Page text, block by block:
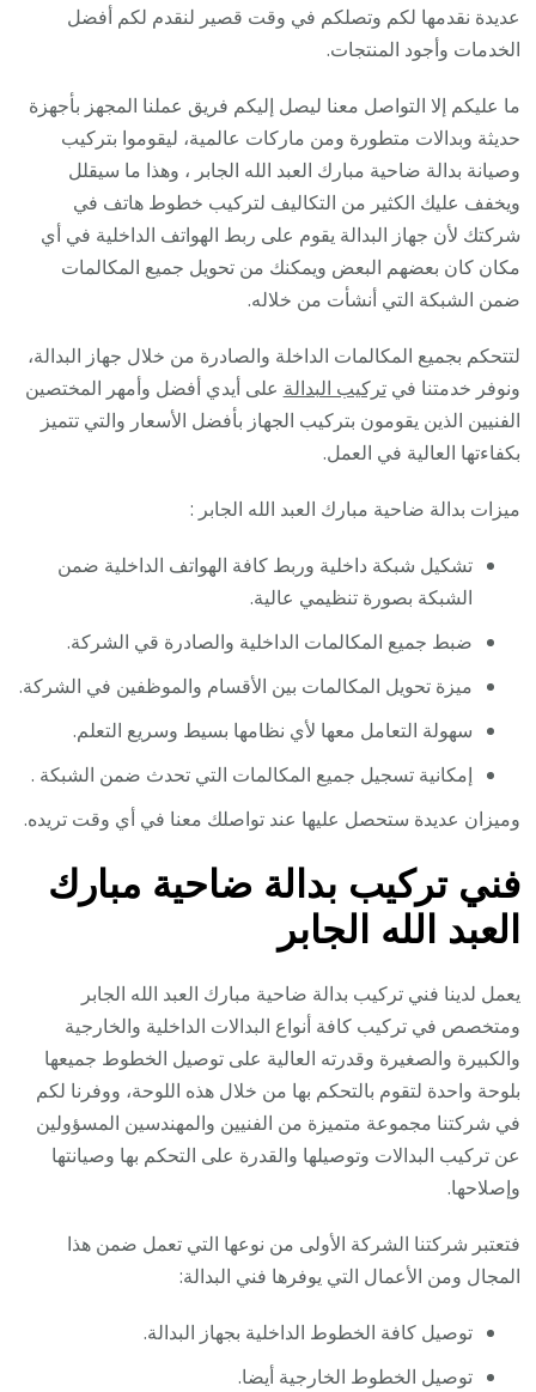
عديدة نقدمها لكم وتصلكم في وقت قصير لنقدم لكم أفضل
الخدمات وأجود المنتجات.
ما عليكم إلا التواصل معنا ليصل إليكم فريق عملنا المجهز بأجهزة
حديثة وبدالات متطورة ومن ماركات عالمية، ليقوموا بتركيب
وصيانة بدالة ضاحية مبارك العبد الله الجابر ، وهذا ما سيقلل
ويخفف عليك الكثير من التكاليف لتركيب خطوط هاتف في
شركتك لأن جهاز البدالة يقوم على ربط الهواتف الداخلية في أي
مكان كان بعضهم البعض ويمكنك من تحويل جميع المكالمات
ضمن الشبكة التي أنشأت من خلاله.
لتتحكم بجميع المكالمات الداخلة والصادرة من خلال جهاز البدالة،
ونوفر خدمتنا فيتركيب البدالة على أيدي أفضل وأمهر المختصين
الفنيين الذين يقومون بتركيب الجهاز بأفضل الأسعار والتي تتميز
بكفاءتها العالية في العمل.
ميزات بدالة ضاحية مبارك العبد الله الجابر :
تشكيل شبكة داخلية وربط كافة الهواتف الداخلية ضمن
الشبكة بصورة تنظيمي عالية.
ضبط جميع المكالمات الداخلية والصادرة قي الشركة.
ميزة تحويل المكالمات بين الأقسام والموظفين في الشركة.
سهولة التعامل معها لأي نظامها بسيط وسريع التعلم.
إمكانية تسجيل جميع المكالمات التي تحدث ضمن الشبكة .
وميزان عديدة ستحصل عليها عند تواصلك معنا في أي وقت تريده.
فني تركيب بدالة ضاحية مبارك
العبد الله الجابر
يعمل لدينا فني تركيب بدالة ضاحية مبارك العبد الله الجابر
ومتخصص في تركيب كافة أنواع البدالات الداخلية والخارجية
والكبيرة والصغيرة وقدرته العالية على توصيل الخطوط جميعها
بلوحة واحدة لتقوم بالتحكم بها من خلال هذه اللوحة، ووفرنا لكم
في شركتنا مجموعة متميزة من الفنيين والمهندسين المسؤولين
عن تركيب البدالات وتوصيلها والقدرة على التحكم بها وصيانتها
وإصلاحها.
فتعتبر شركتنا الشركة الأولى من نوعها التي تعمل ضمن هذا
المجال ومن الأعمال التي يوفرها فني البدالة:
توصيل كافة الخطوط الداخلية بجهاز البدالة.
توصيل الخطوط الخارجية أيضا.